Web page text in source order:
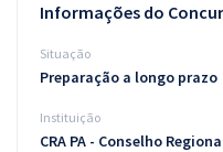
Conteúdo gratuito
Blog
Informações do
Situação
Preparação a longo prazo
Instituição
CRA PA - Conselho